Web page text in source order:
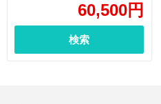
60,500円
検索